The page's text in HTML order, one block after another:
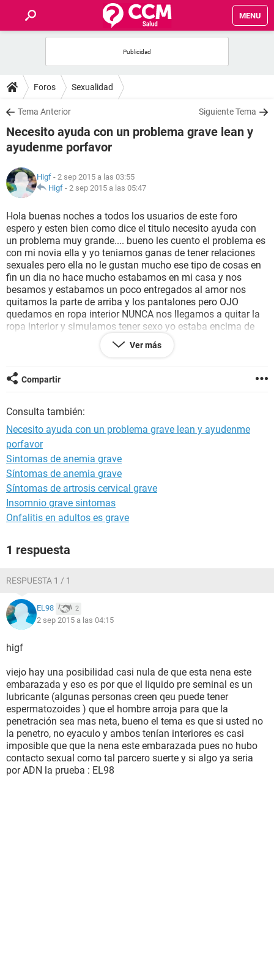
MENU
FOROS
SALUD
FAMILIA
NUTRICIÓN
SEXUALIDAD
GLOSARIO
Foros Sexualidad
Tema Anterior Siguiente Tema
Necesito ayuda con un problema grave lean y
ayudenme porfavor
Higf - 2 sep 2015 a las 03:55
Higf - 2 sep 2015 a las 05:47
Hola buenas noches a todos los usuarios de este foro
espero y esten bien como dice el titulo necesito ayuda con
un problema muy grande.... bueno les cuento el problema es
con mi novia ella y yo teniamos ganas de tener relaciones
sexuales pero ella no le gustan mucho ese tipo de cosas en
fin un dia no hace mucho estabamos en mi casa y nos
besamos y estabamos un poco entregados al amor nos
quitamos la parte de arriba y los pantalones pero OJO
quedamos en ropa interior NUNCA nos llegamos a quitar la
ropa interior y simulamos tener sexo yo estaba encima de
ella y trataba de poner mi pene en su vagina y empujar un
poco hacia adentro pero ella llego un momento donde se
eyacular mientras haciamos eso pero mi gran DUDA es si
ella puede quedar embarazada lo digo porque dicen que al
causar un embarazo pero otra de las dudas que tengo es
que si ese liquido pudo traspasar mi boxer entrar en la
vagina mojada de ella y que si por eso puede quedar
embarazada .. Les pido la mayor ayuda sincera de verdad
que me puedan ayudar lo mas rapido posible y que de
verdad sean bastantes sincer@s ya que este es un tema
muy delicado .. Gracias buenas noches
Ver más
Compartir
Consulta también:
Necesito ayuda con un problema grave lean y ayudenme
porfavor
Sintomas de anemia grave
Síntomas de anemia grave
Síntomas de artrosis cervical grave
Insomnio grave sintomas
Onfalitis en adultos es grave
1 respuesta
RESPUESTA 1 / 1
EL98 2
2 sep 2015 a las 04:15
higf
viejo hay una posibilidad casi nula de que esta nena este
embarazada y eso es por que el liquido pre seminal es un
lubricante (algunas personas creen qeu puede tener
espermatozoides ) que el hombre arroja para que la
penetración sea mas neta, bueno el tema es que si usted no
la penetro, no eyaculo y ambos tenían interiores es casi
imposible que que la nena este embarazada pues no hubo
contacto sexual como tal parcero suerte y si algo ya seria
por ADN la prueba : EL98